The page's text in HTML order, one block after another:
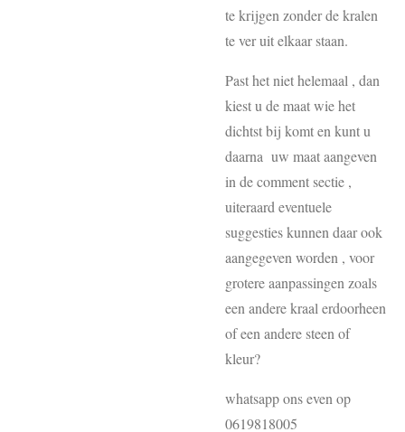
te krijgen zonder de kralen
te ver uit elkaar staan.
Past het niet helemaal , dan
kiest u de maat wie het
dichtst bij komt en kunt u
daarna uw maat aangeven
in de comment sectie ,
uiteraard eventuele
suggesties kunnen daar ook
aangegeven worden , voor
grotere aanpassingen zoals
een andere kraal erdoorheen
of een andere steen of
kleur?
whatsapp ons even op
0619818005